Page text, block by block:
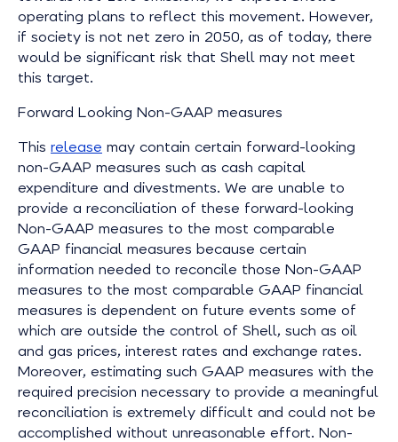
operating plans to reflect this movement. However,
if society is not net zero in 2050, as of today, there
would be significant risk that Shell may not meet
this target.
Forward Looking Non-GAAP measures
This release may contain certain forward-looking
non-GAAP measures such as cash capital
expenditure and divestments. We are unable to
provide a reconciliation of these forward-looking
Non-GAAP measures to the most comparable
GAAP financial measures because certain
information needed to reconcile those Non-GAAP
measures to the most comparable GAAP financial
measures is dependent on future events some of
which are outside the control of Shell, such as oil
and gas prices, interest rates and exchange rates.
Moreover, estimating such GAAP measures with the
required precision necessary to provide a meaningful
reconciliation is extremely difficult and could not be
accomplished without unreasonable effort. Non-